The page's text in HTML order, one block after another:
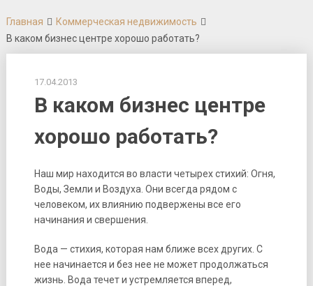
Главная
Коммерческая недвижимость
В каком бизнес центре хорошо работать?
17.04.2013
В каком бизнес центре
хорошо работать?
Наш мир находится во власти четырех стихий: Огня,
Воды, Земли и Воздуха. Они всегда рядом с
человеком, их влиянию подвержены все его
начинания и свершения.
Вода — стихия, которая нам ближе всех других. С
нее начинается и без нее не может продолжаться
жизнь. Вода течет и устремляется вперед,